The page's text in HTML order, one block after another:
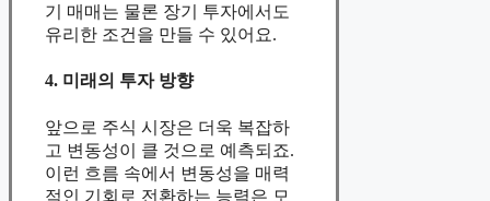
기 매매는 물론 장기 투자에서도
유리한 조건을 만들 수 있어요.
4. 미래의 투자 방향
앞으로 주식 시장은 더욱 복잡하
고 변동성이 클 것으로 예측되죠.
이런 흐름 속에서 변동성을 매력
적인 기회로 전환하는 능력은 모